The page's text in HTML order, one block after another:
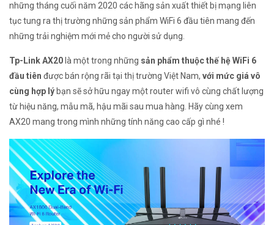
những tháng cuối năm 2020 các hãng sản xuất thiết bị mạng liên
tục tung ra thị trường những sản phẩm WiFi 6 đầu tiên mang đến
những trải nghiệm mới mẻ cho người sử dụng.
Tp-Link AX20 là một trong những sản phẩm thuộc thế hệ WiFi 6
đầu tiên được bán rộng rãi tại thị trường Việt Nam, với mức giá vô
cùng hợp lý bạn sẽ sở hữu ngay một router wifi vô cùng chất lượng
từ hiệu năng, mẫu mã, hậu mãi sau mua hàng. Hãy cùng xem
AX20 mang trong mình những tính năng cao cấp gì nhé !